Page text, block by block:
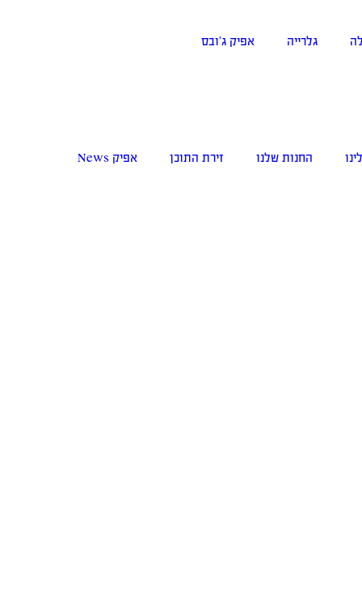
גלרייה אפיק ג’ובס
החנות שלנו זירת התוכן אפיק News